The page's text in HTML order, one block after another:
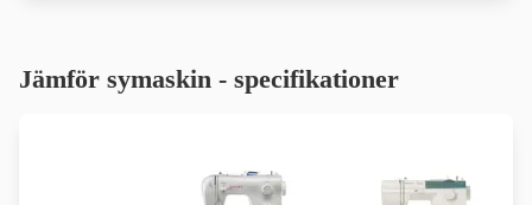
Jämför symaskin - specifikationer